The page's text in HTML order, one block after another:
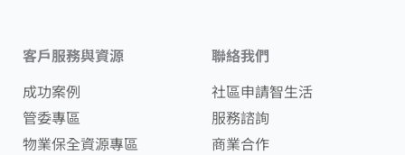
客戶服務與資源
成功案例
管委專區
物業保全資源專區
聯絡我們
社區申請智生活
服務諮詢
商業合作